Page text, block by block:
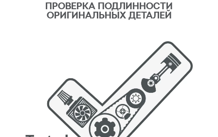
ПРОВЕРКА ПОДЛИННОСТИ
ОРИГИНАЛЬНЫХ ДЕТАЛЕЙ